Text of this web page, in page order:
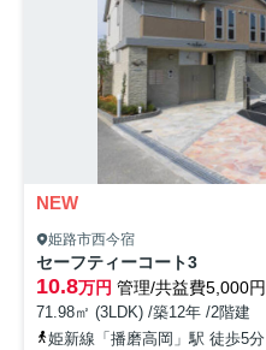
NEW
姫路市西今宿
セーフティーコート3
10.8万円 管理/共益費5,000円
71.98㎡ (3LDK) /築12年 /2階建
姫新線「播磨高岡」駅 徒歩5分